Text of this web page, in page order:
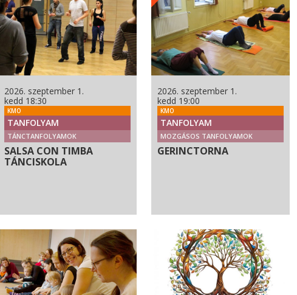
2026. szeptember 1.
kedd 18:30
KMO
TANFOLYAM
TÁNCTANFOLYAMOK
SALSA CON TIMBA
TÁNCISKOLA
2026. szeptember 1.
kedd 19:00
KMO
TANFOLYAM
MOZGÁSOS TANFOLYAMOK
GERINCTORNA